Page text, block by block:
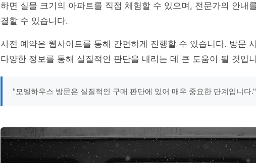
하면 실물 크기의 아파트를 직접 체험할 수 있으며, 전문가의 안내
결할 수 있습니다.
사전 예약은 웹사이트를 통해 간편하게 진행할 수 있습니다. 방문
다양한 정보를 통해 실질적인 판단을 내리는 데 큰 도움이 될 것입
"모델하우스 방문은 실질적인 구매 판단에 있어 매우 중요한 단계입니다